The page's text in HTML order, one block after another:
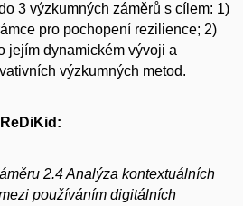
3 výzkumných záměrů s cílem: 1)
pro pochopení rezilience; 2)
jejím dynamickém vývoji a
výzkumných metod.
2.4 Analýza kontextuálních
používáním digitálních